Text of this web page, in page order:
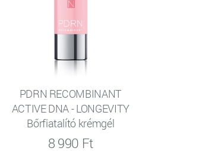
PDRN RECOMBINANT
ACTIVE DNA - LONGEVITY
Bőrfiatalító krémgél
8 990 Ft